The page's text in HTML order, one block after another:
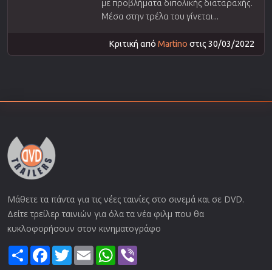
με προβλήματα διπολικής διαταραχής.
Μέσα στην τρέλα του γίνεται...
Κριτική από Martino στις 30/03/2022
Μάθετε τα πάντα για τις νέες ταινίες στο σινεμά και σε DVD.
Δείτε τρείλερ ταινιών για όλα τα νέα φιλμ που θα
κυκλοφορήσουν στον κινηματογράφο
ShareFacebook
TwitterEmail WhatsApp